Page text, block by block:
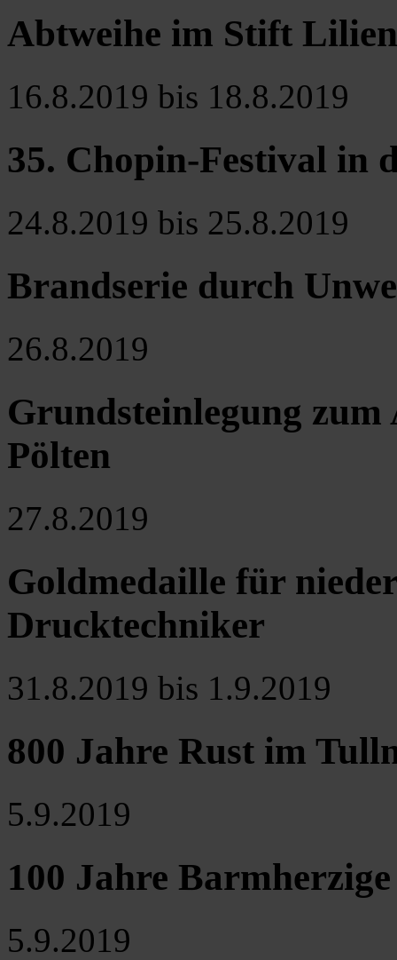
Abtweihe im Stift
16.8.2019 bis 18.8.2019
35. Chopin-Festival in
24.8.2019 bis 25.8.2019
Brandserie durch
26.8.2019
Grundsteinlegung zum
Pölten
27.8.2019
Goldmedaille für
Drucktechniker
31.8.2019 bis 1.9.2019
800 Jahre Rust im
5.9.2019
100 Jahre
5.9.2019